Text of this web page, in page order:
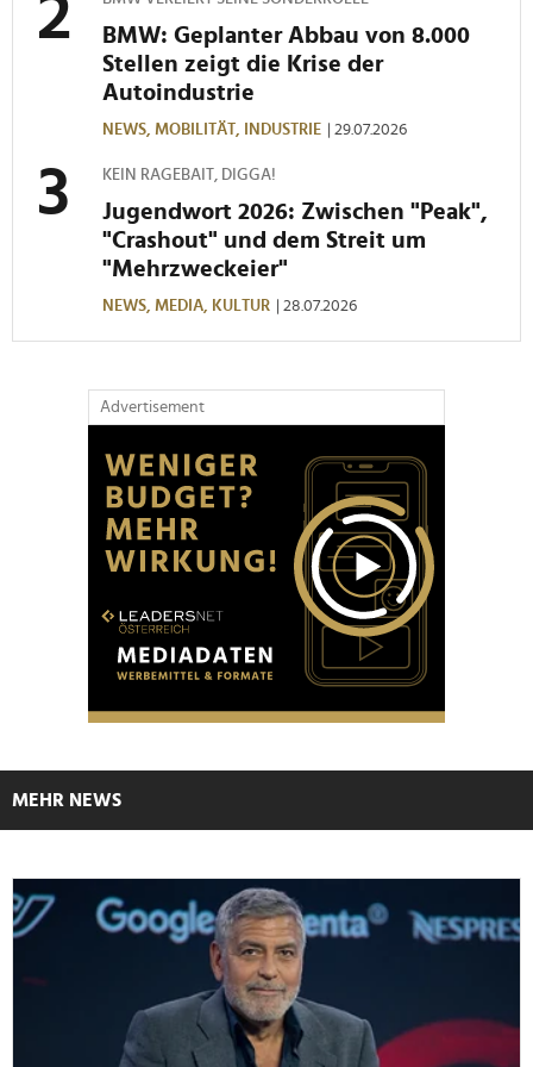
BMW: Geplanter Abbau von 8.000
Stellen zeigt die Krise der
Autoindustrie
NEWS, MOBILITÄT, INDUSTRIE | 29.07.2026
KEIN RAGEBAIT, DIGGA!
Jugendwort 2026: Zwischen "Peak",
"Crashout" und dem Streit um
"Mehrzweckeier"
NEWS, MEDIA, KULTUR | 28.07.2026
Advertisement
MEHR NEWS